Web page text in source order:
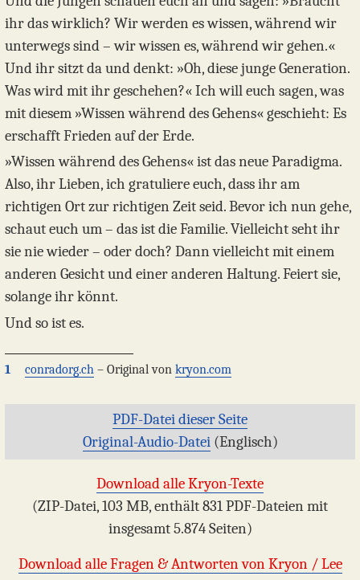
ihr das wirklich? Wir werden es wissen, während wir
unterwegs sind – wir wissen es, während wir gehen.«
Und ihr sitzt da und denkt: »Oh, diese junge Generation.
Was wird mit ihr geschehen?« Ich will euch sagen, was
mit diesem »Wissen während des Gehens« geschieht: Es
erschafft Frieden auf der Erde.
»Wissen während des Gehens« ist das neue Paradigma.
Also, ihr Lieben, ich gratuliere euch, dass ihr am
richtigen Ort zur richtigen Zeit seid. Bevor ich nun gehe,
schaut euch um – das ist die Familie. Vielleicht seht ihr
sie nie wieder – oder doch? Dann vielleicht mit einem
anderen Gesicht und einer anderen Haltung. Feiert sie,
solange ihr könnt.
Und so ist es.
1 conradorg.ch – Original von kryon.com
PDF-Datei dieser Seite
Original-Audio-Datei(Englisch)
Download alle Kryon-Texte
(ZIP-Datei, 103 MB, enthält 831 PDF-Dateien mit
insgesamt 5.874 Seiten)
Download alle Fragen & Antworten von Kryon / Lee